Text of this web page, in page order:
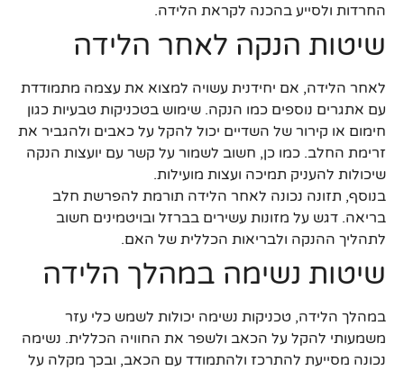
החרדות ולסייע בהכנה לקראת הלידה.
שיטות הנקה לאחר הלידה
לאחר הלידה, אם יחידנית עשויה למצוא את עצמה מתמודדת
עם אתגרים נוספים כמו הנקה. שימוש בטכניקות טבעיות כגון
חימום או קירור של השדיים יכול להקל על כאבים ולהגביר את
זרימת החלב. כמו כן, חשוב לשמור על קשר עם יועצות הנקה
שיכולות להעניק תמיכה ועצות מועילות.
בנוסף, תזונה נכונה לאחר הלידה תורמת להפרשת חלב
בריאה. דגש על מזונות עשירים בברזל ובויטמינים חשוב
לתהליך ההנקה ולבריאות הכללית של האם.
שיטות נשימה במהלך הלידה
במהלך הלידה, טכניקות נשימה יכולות לשמש כלי עזר
משמעותי להקל על הכאב ולשפר את החוויה הכללית. נשימה
נכונה מסייעת להתרכז ולהתמודד עם הכאב, ובכך מקלה על